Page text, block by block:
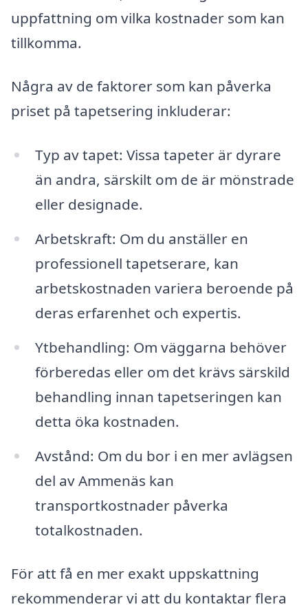
uppfattning om vilka kostnader som kan
tillkomma.
Några av de faktorer som kan påverka
priset på tapetsering inkluderar:
Typ av tapet: Vissa tapeter är dyrare
än andra, särskilt om de är mönstrade
eller designade.
Arbetskraft: Om du anställer en
professionell tapetserare, kan
arbetskostnaden variera beroende på
deras erfarenhet och expertis.
Ytbehandling: Om väggarna behöver
förberedas eller om det krävs särskild
behandling innan tapetseringen kan
detta öka kostnaden.
Avstånd: Om du bor i en mer avlägsen
del av Ammenäs kan
transportkostnader påverka
totalkostnaden.
För att få en mer exakt uppskattning
rekommenderar vi att du kontaktar flera